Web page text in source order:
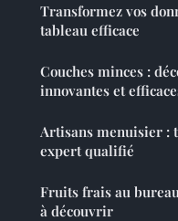
Transformez vos
tableau efficace
Couches minces :
innovantes et
Artisans menuisier :
expert qualifié
Fruits frais au
à découvrir